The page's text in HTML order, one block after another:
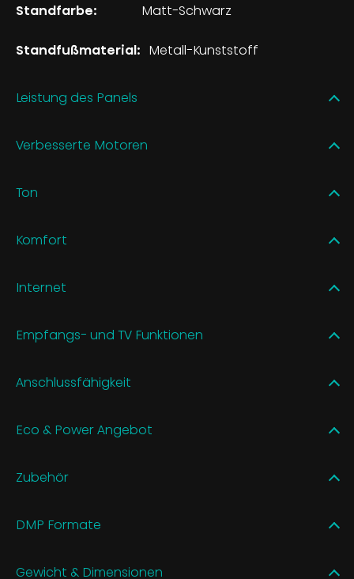
Standfarbe: Matt-Schwarz
Standfußmaterial: Metall-Kunststoff
Leistung des Panels
Verbesserte Motoren
Ton
Komfort
Internet
Empfangs- und TV Funktionen
Anschlussfähigkeit
Eco & Power Angebot
Zubehör
DMP Formate
Gewicht & Dimensionen